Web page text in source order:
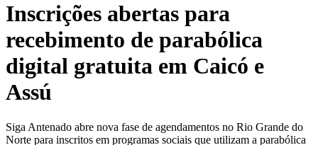
conteúdo
Inscrições abertas para
recebimento de parabólica
digital gratuita em Caicó e
Assú
Siga Antenado abre nova fase de agendamentos no Rio Grande do
Norte para inscritos em programas sociais que utilizam a parabólica